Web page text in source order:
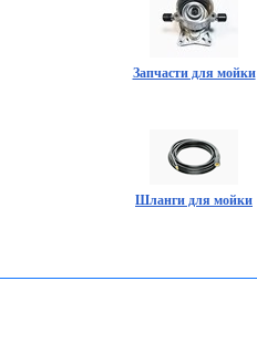
Запчасти для мойки
Шланги для мойки